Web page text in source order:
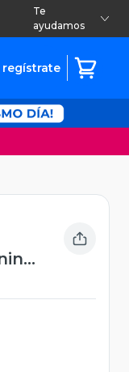
Te
ayudamos
regístrate